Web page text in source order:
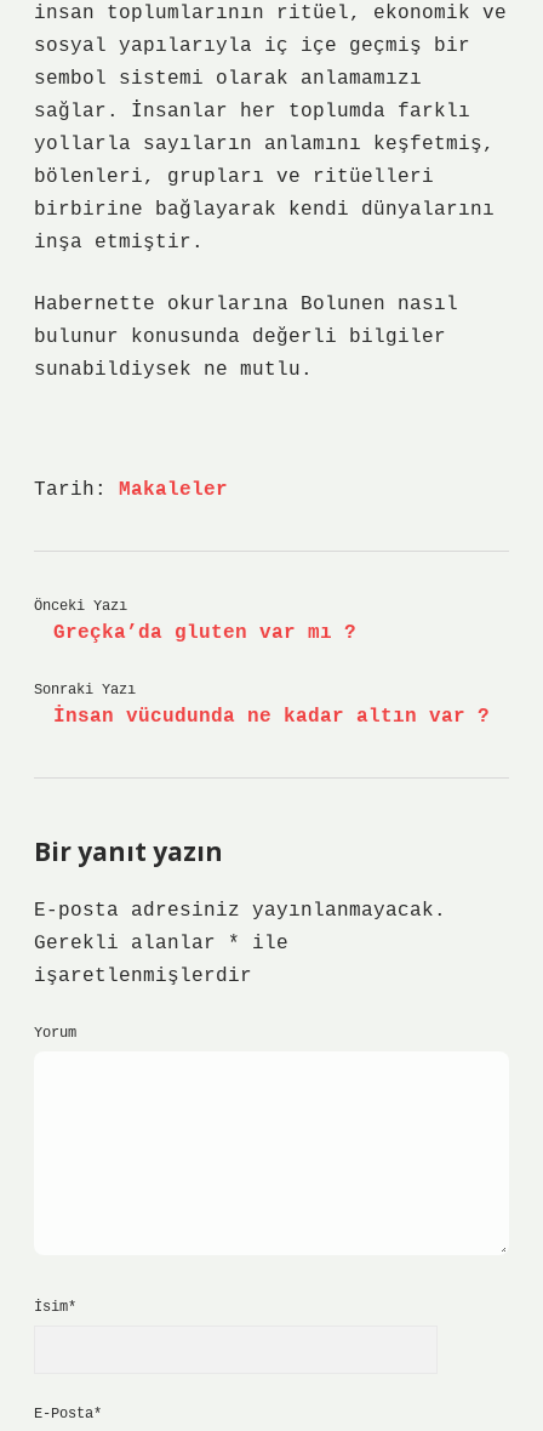
insan toplumlarının ritüel, ekonomik ve
sosyal yapılarıyla iç içe geçmiş bir
sembol sistemi olarak anlamamızı
sağlar. İnsanlar her toplumda farklı
yollarla sayıların anlamını keşfetmiş,
bölenleri, grupları ve ritüelleri
birbirine bağlayarak kendi dünyalarını
inşa etmiştir.
Habernette okurlarına Bolunen nasıl
bulunur konusunda değerli bilgiler
sunabildiysek ne mutlu.
Tarih: Makaleler
Önceki Yazı
Greçka’da gluten var mı ?
Sonraki Yazı
İnsan vücudunda ne kadar altın var ?
Bir yanıt yazın
E-posta adresiniz yayınlanmayacak.
Gerekli alanlar
*
ile
işaretlenmişlerdir
Yorum
İsim*
E-Posta*